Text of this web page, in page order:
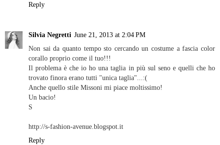
Reply
Silvia Negretti June 21, 2013 at 2:04 PM
Non sai da quanto tempo sto cercando un costume a fascia color
corallo proprio come il tuo!!!
Il problema è che io ho una taglia in più sul seno e quelli che ho
trovato finora erano tutti "unica taglia"...:(
Anche quello stile Missoni mi piace moltissimo!
Un bacio!
S
http://s-fashion-avenue.blogspot.it
Reply